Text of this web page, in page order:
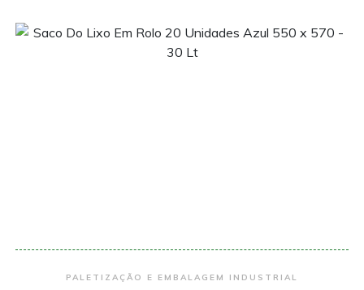
Encomendar
PALETIZAÇÃO E EMBALAGEM INDUSTRIAL